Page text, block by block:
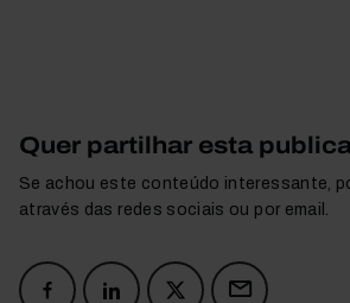
Quer partilhar esta
Se achou este conteúdo interessante,
através das redes sociais ou por email.